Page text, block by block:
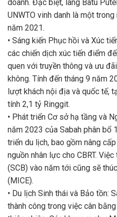
doanh. Đặc biệt, làng Batu
UNWTO vinh danh là một
năm 2021.
• Sáng kiến Phục hồi và Xúc
các chiến dịch xúc tiến điểm
quen với truyền thông và ưu
không. Tính đến tháng 9 năm
lượt khách nội địa và quốc tế,
tính 2,1 tỷ Ringgit.
• Phát triển Cơ sở hạ tầng và
năm 2023 của Sabah phân bổ
triển du lịch, bao gồm nâng
nguồn nhân lực cho CBRT.
(SCB) vào năm tới cũng sẽ
(MICE).
• Du lịch Sinh thái và Bảo tồn:
thành công trong việc cân